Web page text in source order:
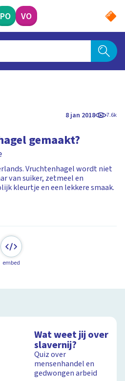
PO VO
8 jan 2018 7.6k
gemaakt?
Vruchtenhagel wordt niet
van suiker, zetmeel en
kleurtje en een lekkere smaak.
embed
Wat weet jij over
slavernij?
Quiz over
mensenhandel en
gedwongen arbeid